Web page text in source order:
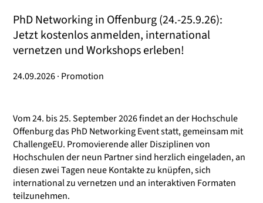
PhD Networking in Offenburg (24.-25.9.26):
Jetzt kostenlos anmelden, international
vernetzen und Workshops erleben!
24.09.2026 · Promotion
Vom 24. bis 25. September 2026 findet an der Hochschule
Offenburg das PhD Networking Event statt, gemeinsam mit
ChallengeEU. Promovierende aller Disziplinen von
Hochschulen der neun Partner sind herzlich eingeladen, an
diesen zwei Tagen neue Kontakte zu knüpfen, sich
international zu vernetzen und an interaktiven Formaten
teilzunehmen.